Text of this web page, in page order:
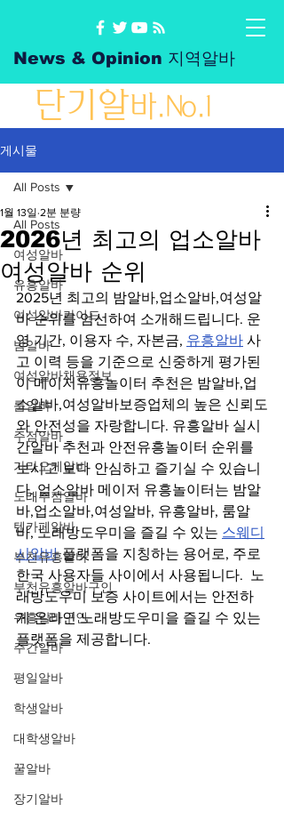
News & Opinion 지역알바
단기 알바.No.1
게시물
All Posts
여성알바
유흥알바
여성알바가이드
밤알바
여성알바채용정보
룸알바
주점알바
가라오케알바
노래주점알바
텐카페알바
부천유흥알바
부천유흥알바구인
유흥알바구인
주간알바
평일알바
학생알바
대학생알바
꿀알바
장기알바
All Posts
2026년 최고의 업소알바
여성알바 순위
1월 13일 2분 분량
2025년 최고의 밤알바,업소알바,여성알
바 순위를 엄선하여 소개해드립니다. 운
영 기간, 이용자 수, 자본금, 유흥알바 사
고 이력 등을 기준으로 신중하게 평가된
이 메이저유흥놀이터 추천은 밤알바,업
소알바,여성알바보증업체의 높은 신뢰도
와 안전성을 자랑합니다. 유흥알바 실시
간알바 추천과 안전유흥놀이터 순위를
보시고 보다 안심하고 즐기실 수 있습니
다. 업소알바 메이저 유흥놀이터는 밤알
바,업소알바,여성알바, 유흥알바, 룸알
바, 노래방도우미을 즐길 수 있는 스웨디
시알바 플랫폼을 지칭하는 용어로, 주로
한국 사용자들 사이에서 사용됩니다.  노
래방도우미 보증 사이트에서는 안전하
게 온라인 노래방도우미을 즐길 수 있는
플랫폼을 제공합니다.